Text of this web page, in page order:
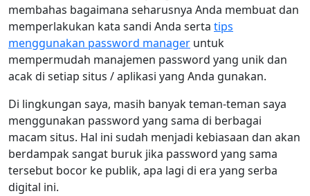
membahas bagaimana seharusnya Anda membuat dan
memperlakukan kata sandi Anda serta tips
menggunakan password manager untuk
mempermudah manajemen password yang unik dan
acak di setiap situs / aplikasi yang Anda gunakan.
Di lingkungan saya, masih banyak teman-teman saya
menggunakan password yang sama di berbagai
macam situs. Hal ini sudah menjadi kebiasaan dan akan
berdampak sangat buruk jika password yang sama
tersebut bocor ke publik, apa lagi di era yang serba
digital ini.